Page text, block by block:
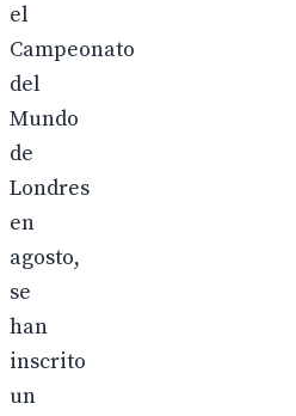
el
Campeonato
del
Mundo
de
Londres
en
agosto,
se
han
inscrito
un